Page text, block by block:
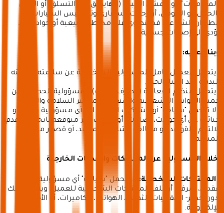
"المغامرات"، أو المشي الجبلي (الهايكنق)، أو التسلق، أو النزول
بالحبال، أو الغوص، أو رحلات السفاري وتطعيس السيارات، أو
الطيران الشراعي، قد تنطوي على مخاطر طبيعية أو حوادث قد
تؤدي إلى إصابات جسدية.
وبناءً عليه:
• يتحمل العميل كامل المسؤولية الشخصية عن سلامته وصحته
البدنية عند اختيار الحجز.
• يتحمل منظم الفعالية (الطرف الثالث) المسؤولية الحصرية عن
جميع الجوانب التشغيلية والمتعلقة بمعايير السلامة والأمان.
• لا تتحمل "سياحة" أو الشركات التابعة لها أي مسؤولية مدنية أو
جنائية عن أي حوادث، إصابات، أو ظروف غير متوقعة ناتجة عن عدم
الالتزام بالقواعد، أو مخالفة إرشادات المرشد، أو قصور من قِبل
المنظم.
إخلاء المسؤولية عن الممتلكات والخدمات الخارجية
الممتلكات الشخصية: لا تتحمل "سياحة" أي مسؤولية تجاه
فقدان، سرقة، أو تلف الممتلكات الشخصية للعميل، ويشمل ذلك
-دون حصر- المقتنيات الثمينة، الهواتف، الكاميرات، أو الأجهزة
الإلكترونية.